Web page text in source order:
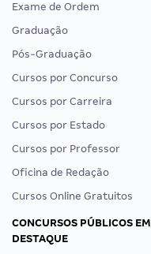
Exame de Ordem
Graduação
Pós-Graduação
Cursos por Concurso
Cursos por Carreira
Cursos por Estado
Cursos por Professor
Oficina de Redação
Cursos Online Gratuitos
CONCURSOS PÚBLICOS EM
DESTAQUE